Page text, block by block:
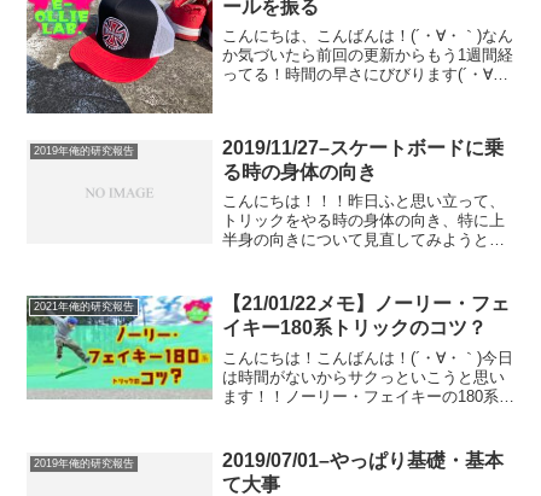
ールを振る
こんにちは、こんばんは！(´・∀・｀)なん
か気づいたら前回の更新からもう1週間経
ってる！時間の早さにびびります(´・∀・
きなか...
2019年俺的研究報告
2019/11/27–スケートボードに乗
る時の身体の向き
こんにちは！！！昨日ふと思い立って、
トリックをやる時の身体の向き、特に上
半身の向きについて見直してみようと思
うのは、人それぞれに正しい姿勢があっ
て確固たる絶対的な正しい...
2021年俺的研究報告
【21/01/22メモ】ノーリー・フェ
イキー180系トリックのコツ？
こんにちは！こんばんは！(´・∀・｀)今日
は時間がないからサクっといこうと思い
ます！！ノーリー・フェイキーの180系ト
つかめてないので、正直今日のメモは信
憑性は謎です(...
2019年俺的研究報告
2019/07/01–やっぱり基礎・基本
て大事